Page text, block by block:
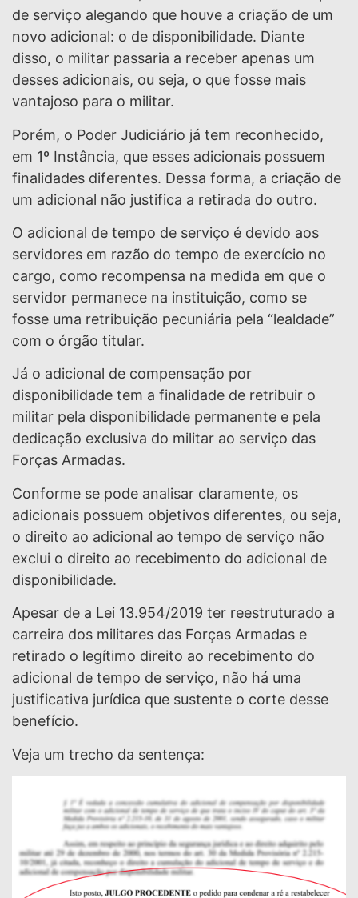
de serviço alegando que houve a criação de um
novo adicional: o de disponibilidade. Diante
disso, o militar passaria a receber apenas um
desses adicionais, ou seja, o que fosse mais
vantajoso para o militar.
Porém, o Poder Judiciário já tem reconhecido,
em 1º Instância, que esses adicionais possuem
finalidades diferentes. Dessa forma, a criação de
um adicional não justifica a retirada do outro.
O adicional de tempo de serviço é devido aos
servidores em razão do tempo de exercício no
cargo, como recompensa na medida em que o
servidor permanece na instituição, como se
fosse uma retribuição pecuniária pela “lealdade”
com o órgão titular.
Já o adicional de compensação por
disponibilidade tem a finalidade de retribuir o
militar pela disponibilidade permanente e pela
dedicação exclusiva do militar ao serviço das
Forças Armadas.
Conforme se pode analisar claramente, os
adicionais possuem objetivos diferentes, ou seja,
o direito ao adicional ao tempo de serviço não
exclui o direito ao recebimento do adicional de
disponibilidade.
Apesar de a Lei 13.954/2019 ter reestruturado a
carreira dos militares das Forças Armadas e
retirado o legítimo direito ao recebimento do
adicional de tempo de serviço, não há uma
justificativa jurídica que sustente o corte desse
benefício.
Veja um trecho da sentença: